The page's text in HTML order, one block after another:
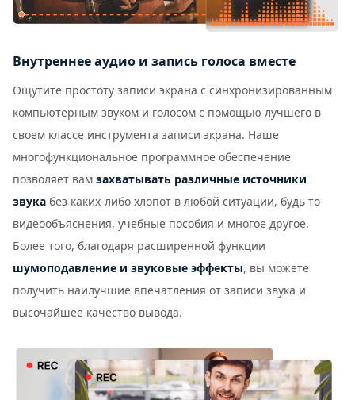
Внутреннее аудио и запись голоса вместе
Ощутите простоту записи экрана с синхронизированным
компьютерным звуком и голосом с помощью лучшего в
своем классе инструмента записи экрана. Наше
многофункциональное программное обеспечение
позволяет вам захватывать различные источники
звука без каких-либо хлопот в любой ситуации, будь то
видеообъяснения, учебные пособия и многое другое.
Более того, благодаря расширенной функции
шумоподавление и звуковые эффекты, вы можете
получить наилучшие впечатления от записи звука и
высочайшее качество вывода.